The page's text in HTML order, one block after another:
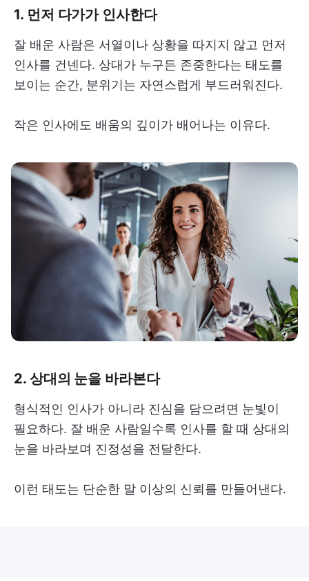
1. 먼저 다가가 인사한다
잘 배운 사람은 서열이나 상황을 따지지 않고 먼저
인사를 건넨다. 상대가 누구든 존중한다는 태도를
보이는 순간, 분위기는 자연스럽게 부드러워진다.
작은 인사에도 배움의 깊이가 배어나는 이유다.
2. 상대의 눈을 바라본다
형식적인 인사가 아니라 진심을 담으려면 눈빛이
필요하다. 잘 배운 사람일수록 인사를 할 때 상대의
눈을 바라보며 진정성을 전달한다.
이런 태도는 단순한 말 이상의 신뢰를 만들어낸다.